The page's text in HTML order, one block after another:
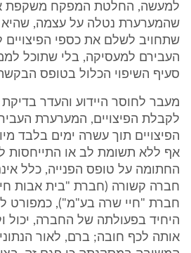
למעשה, החלטת המפקח משקפת
שהמערערת נטלה על עצמה, שהיא
שתחויב לשלם את כספי
העבירם למעסיקה, בלי שתוכל
סעיף השיפוי הכלול בטופס
מעבר לחוסר היידוע והעדר
לקבלת הפיצויים, המערערת
הפיצויים תוך עשרה ימים בלבד
אף ללא תשומת לב או התייחסות
החתומה על טופס הפנייה, כלל
חברה קשורה (חברת "בית אבות
חברת "חיי שרה בע"מ"), כמפורט
היחיד בפעולתה של החברה, יכול
אותה לכף חובה; ברם, לאור